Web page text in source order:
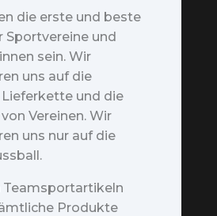
die erste und beste
Sportvereine und
sein. Wir
uns auf die
und die
Vereinen. Wir
uns nur auf die
Teamsportartikeln
Produkte